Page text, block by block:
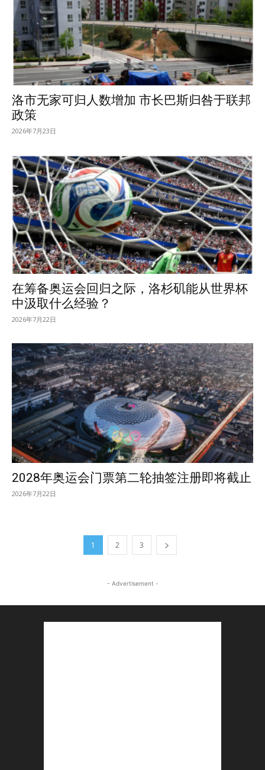
洛市无家可归人数增加 市长巴斯归咎于联邦
政策
2026年7月23日
在筹备奥运会回归之际，洛杉矶能从世界杯
中汲取什么经验？
2026年7月22日
2028年奥运会门票第二轮抽签注册即将截止
2026年7月22日
1 2 3
- Advertisement -